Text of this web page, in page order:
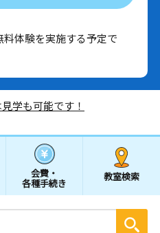
体験を実施する予定で
学も可能です！
会費・
各種手続き
教室検索